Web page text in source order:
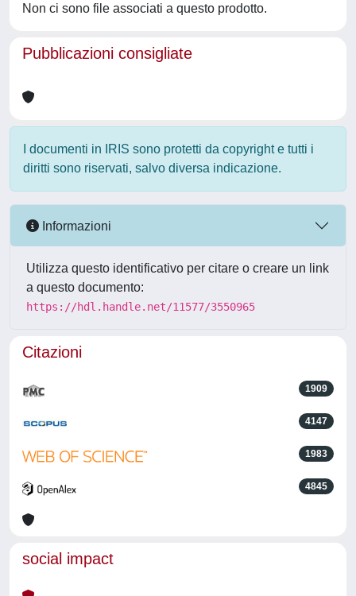
Non ci sono file associati a questo prodotto.
Pubblicazioni consigliate
I documenti in IRIS sono protetti da copyright e tutti i
diritti sono riservati, salvo diversa indicazione.
Informazioni
Utilizza questo identificativo per citare o creare un link
a questo documento:
https://hdl.handle.net/11577/3550965
Citazioni
1909
4147
1983
4845
social impact